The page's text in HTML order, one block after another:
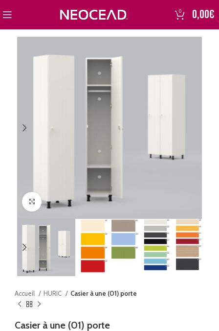
0 0,00€
Click to enlarge
Accueil HURIC Casier à une (01) porte
Casier à une (01) porte